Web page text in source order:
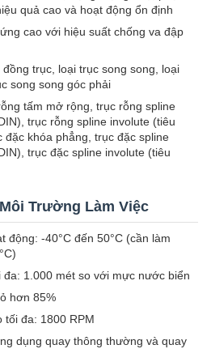
quả cao và hoạt động ổn định
cao với hiệu suất chống va đập
trục, loại trục song song, loại
song song góc phải
tấm mở rộng, trục rỗng spline
trục rỗng spline involute (tiêu
đặc khóa phẳng, trục đặc spline
trục đặc spline involute (tiêu
Trường Làm Việc
động: -40°C đến 50°C (cần làm
1.000 mét so với mực nước biển
hơn 85%
tối đa: 1800 RPM
dụng quay thông thường và quay